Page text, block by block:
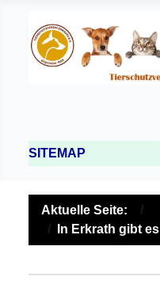
SITEMAP
Aktuelle Seite:
In Erkrath gibt